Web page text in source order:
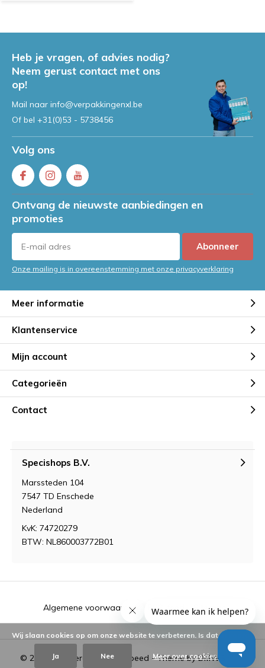
Heb je vragen, of advies nodig?
Neem gerust contact met ons
op!
Mail naar info@verpakkingenxl.be
Of bel +31(0)53 - 5738456
Volg ons
Ontvang de nieuwste aanbiedingen en
promoties
Abonneer
Onze mailing is in overeenstemming met onze privacyverklaring
Meer informatie
Klantenservice
Mijn account
Categorieën
Contact
Specishops B.V.
Marssteden 104
7547 TD Enschede
Nederland
KvK: 74720279
BTW: NL860003772B01
© 2026 - Powered byLightspeed - Theme byDMWS.nl
Algemene voorwaarden RSS-feed Sitemap
Wij slaan cookies op om onze website te verbeteren. Is dat akkoord?
Ja Nee Meer over cookies »